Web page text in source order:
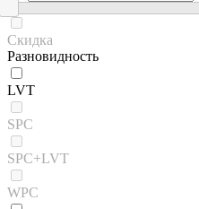
Скидка
Разновидность
LVT
SPC
SPC+LVT
WPC